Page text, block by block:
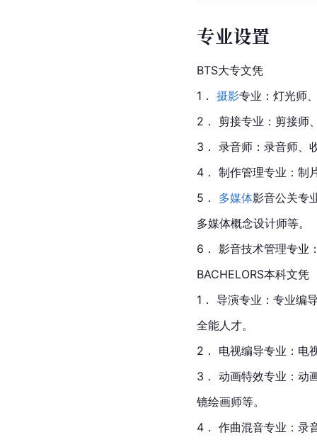
专业设置
BTS大专文凭
1． 摄影专业：灯光师
2． 剪接专业：剪接师
3． 录音师：录音师、
4． 制作管理专业：制
5． 多媒体影音公关专
多媒体概念设计师等。
6． 影音技术管理专业
BACHELORS本科文凭
1． 导演专业：专业编
全能人才。
2． 电视编导专业：电
3． 动画特效专业：动
镜绘画师等。
4． 作曲混音专业：录